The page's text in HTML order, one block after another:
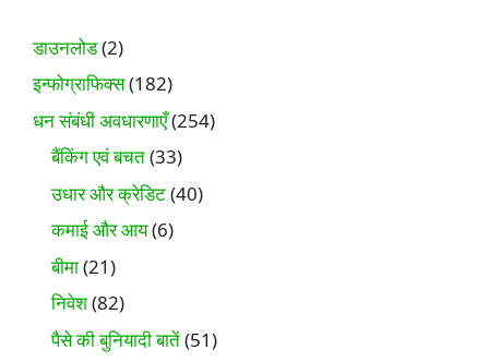
डाउनलोड(2)
इन्फोग्राफिक्स(182)
धन संबंधी अवधारणाएँ(254)
बैंकिंग एवं बचत(33)
उधार और क्रेडिट(40)
कमाई और आय(6)
बीमा(21)
निवेश(82)
पैसे की बुनियादी बातें(51)